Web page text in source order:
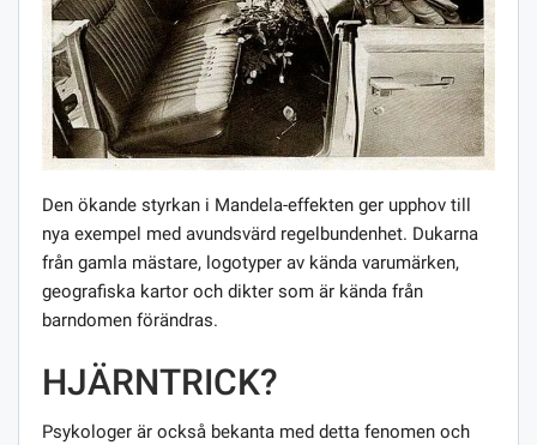
Den ökande styrkan i Mandela-effekten ger upphov till
nya exempel med avundsvärd regelbundenhet. Dukarna
från gamla mästare, logotyper av kända varumärken,
geografiska kartor och dikter som är kända från
barndomen förändras.
HJÄRNTRICK?
Psykologer är också bekanta med detta fenomen och